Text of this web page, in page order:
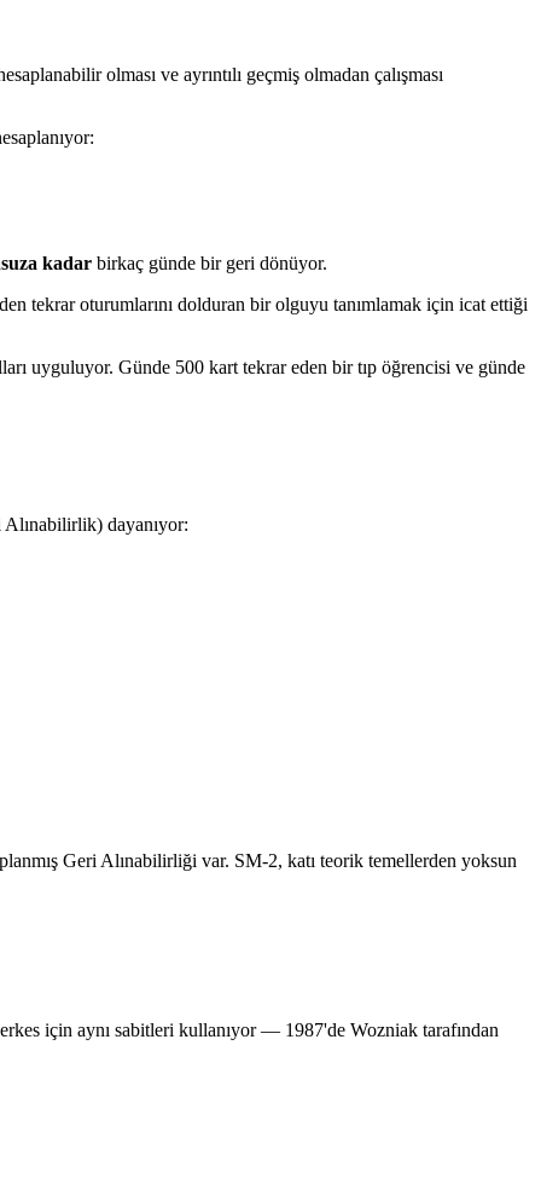
olması ve ayrıntılı geçmiş olmadan çalışması
kadar birkaç günde bir geri dönüyor.
tekrar oturumlarını dolduran bir olguyu tanımlamak için icat ettiği
uyguluyor. Günde 500 kart tekrar eden bir tıp öğrencisi ve günde
dayanıyor:
Geri Alınabilirliği var. SM-2, katı teorik temellerden yoksun
için aynı sabitleri kullanıyor — 1987'de Wozniak tarafından